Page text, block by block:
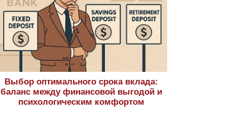
Выбор оптимального срока вклада:
баланс между финансовой выгодой и
психологическим комфортом